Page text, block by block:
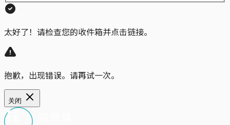
太好了！请检查您的收件箱并点击链接。
抱歉，出现错误。请再试一次。
关闭